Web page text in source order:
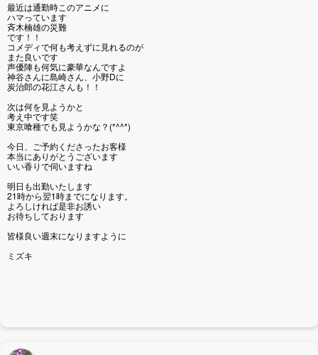
最近は通勤時このアニメに
ハマっています
斉木楠雄の災難
です！！
コメディで何も考えずに見れるのが
また良いです
声優陣も何気に豪華なんですよ
神谷さんに島崎さん、小野Dに
炭治郎の花江さんも！！
次は何を見ようかと
考え中です笑
東京喰種でも見ようかな？(*^^*)
今日、ご予約くださったお客様
本当にありがとうございます
いい香りで伺いますね
明日も出勤いたします
21時から翌1時までになります。
よろしければ是非お誘い
お待ちしております
皆様良い週末になりますように
ミズキ